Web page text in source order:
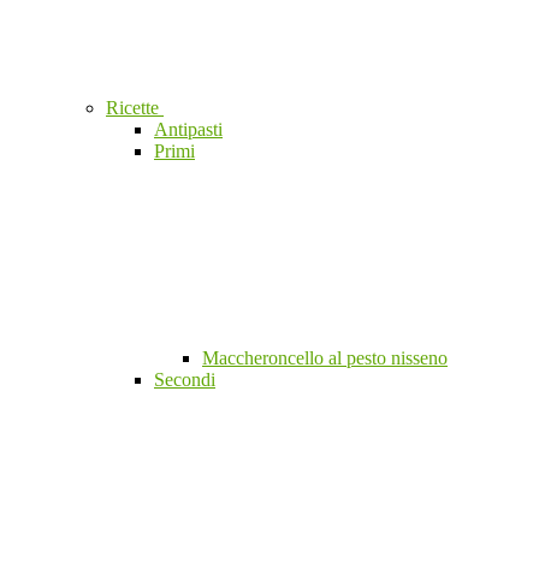
Ricette
Antipasti
Primi
Maccheroncello al pesto nisseno
Secondi